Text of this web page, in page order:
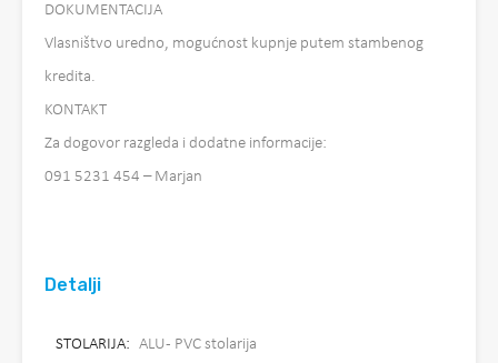
DOKUMENTACIJA
Vlasništvo uredno, mogućnost kupnje putem stambenog
kredita.
KONTAKT
Za dogovor razgleda i dodatne informacije:
091 5231 454 – Marjan
Detalji
STOLARIJA: ALU - PVC stolarija